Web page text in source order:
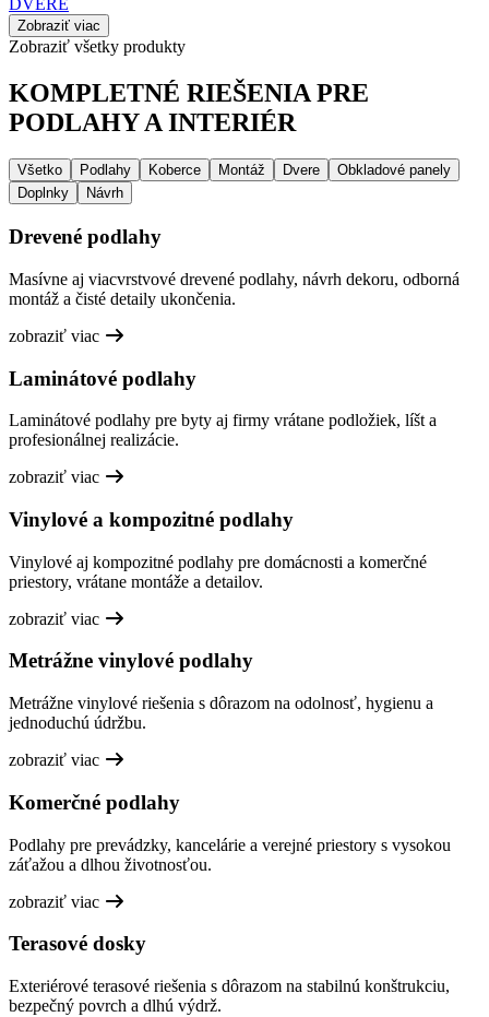
Zobraziť viac
Zobraziť všetky produkty
KOMPLETNÉ RIEŠENIA PRE
PODLAHY A INTERIÉR
Všetko Podlahy Koberce Montáž Dvere
Obkladové panely
Doplnky
Návrh
Drevené podlahy
Masívne aj viacvrstvové drevené podlahy, návrh dekoru, odborná
montáž a čisté detaily ukončenia.
zobraziť viac
Laminátové podlahy
Laminátové podlahy pre byty aj firmy vrátane podložiek, líšt a
profesionálnej realizácie.
zobraziť viac
Vinylové a kompozitné podlahy
Vinylové aj kompozitné podlahy pre domácnosti a komerčné
priestory, vrátane montáže a detailov.
zobraziť viac
Metrážne vinylové podlahy
Metrážne vinylové riešenia s dôrazom na odolnosť, hygienu a
jednoduchú údržbu.
zobraziť viac
Komerčné podlahy
Podlahy pre prevádzky, kancelárie a verejné priestory s vysokou
záťažou a dlhou životnosťou.
zobraziť viac
Terasové dosky
Exteriérové terasové riešenia s dôrazom na stabilnú konštrukciu,
bezpečný povrch a dlhú výdrž.